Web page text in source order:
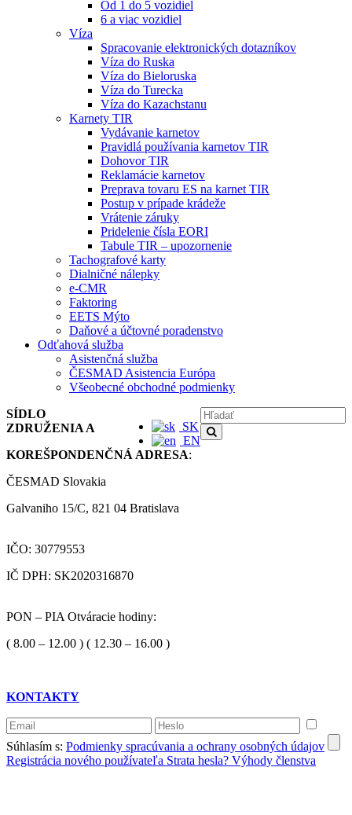
Od 1 do 5 vozidiel
6 a viac vozidiel
Víza
Spracovanie elektronických dotazníkov
Víza do Ruska
Víza do Bieloruska
Víza do Turecka
Víza do Kazachstanu
Karnety TIR
Vydávanie karnetov
Pravidlá používania karnetov TIR
Dohovor TIR
Reklamácie karnetov
Preprava tovaru ES na karnet TIR
Postup v prípade krádeže
Vrátenie záruky
Pridelenie čísla EORI
Tabule TIR – upozornenie
Tachografové karty
Dialničné nálepky
e-CMR
Faktoring
EETS Mýto
Daňové a účtovné poradenstvo
Odťahová služba
Asistenčná služba
ČESMAD Asistencia Európa
Všeobecné obchodné podmienky
SK
EN
SÍDLO
ZDRUŽENIA A
KOREŠPONDENČNÁ ADRESA:
ČESMAD Slovakia
Galvaniho 15/C, 821 04 Bratislava
IČO: 30779553
IČ DPH: SK2020316870
PON – PIA Otváracie hodiny:
( 8.00 – 12.00 ) ( 12.30 – 16.00 )
KONTAKTY
Súhlasím s: Podmienky spracúvania a ochrany osobných údajov
Registrácia nového používateľa Strata hesla? Výhody členstva